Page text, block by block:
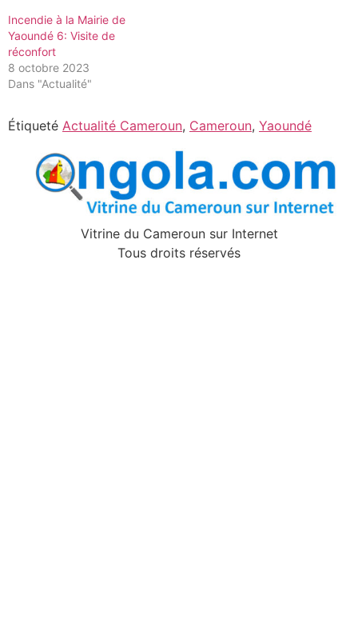
Incendie à la Mairie de
Yaoundé 6: Visite de
réconfort
8 octobre 2023
Dans "Actualité"
Étiqueté Actualité Cameroun, Cameroun, Yaoundé
Vitrine du Cameroun sur Internet
Tous droits réservés